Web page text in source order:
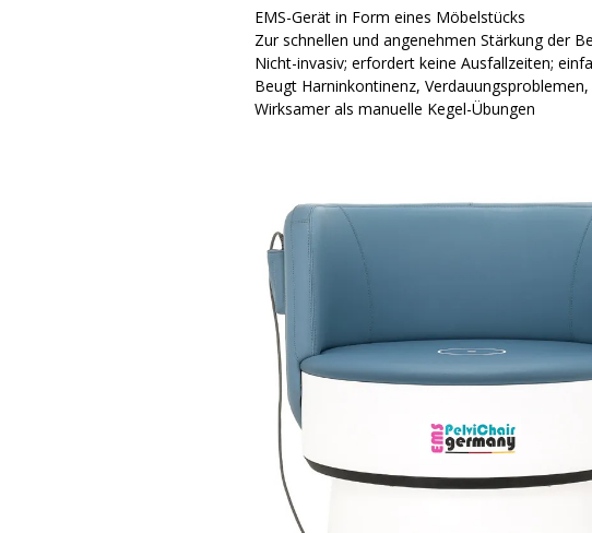
EMS-Gerät in Form eines Möbelstücks
Zur schnellen und angenehmen Stärkung der
Nicht-invasiv; erfordert keine Ausfallzeiten;
Beugt Harninkontinenz,
Wirksamer als manuelle Kegel-Übungen